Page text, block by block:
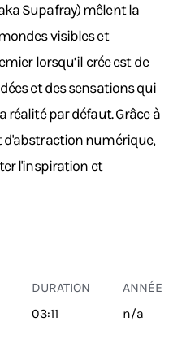
Supafray) mêlent la
visibles et
lorsqu’il crée est de
et des sensations qui
réalité par défaut. Grâce à
d'abstraction numérique,
l'inspiration et
DURATION
03:11
ANNÉE
n/a